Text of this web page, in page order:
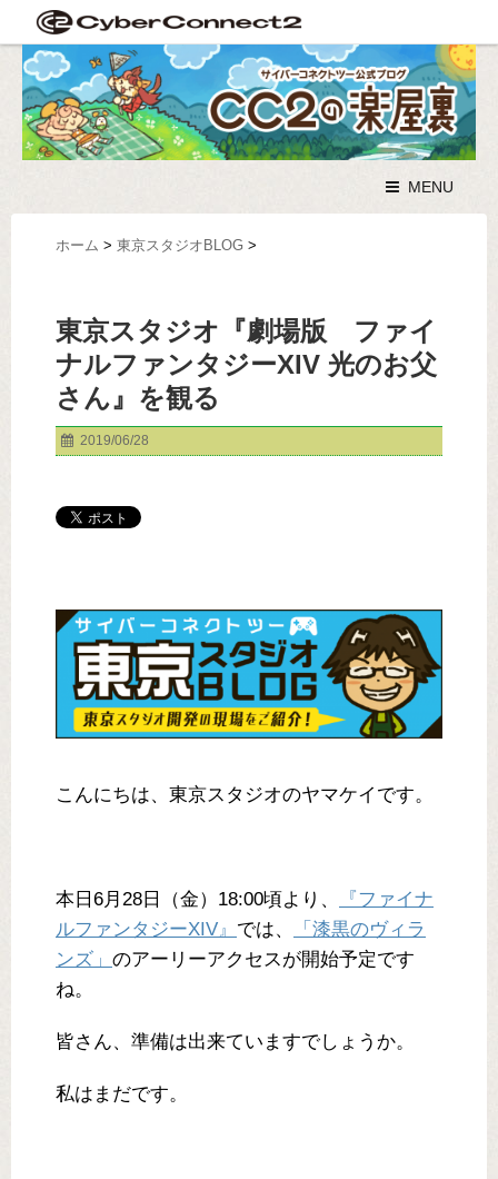
MENU
ホーム > 東京スタジオBLOG >
東京スタジオ『劇場版 ファイ
ナルファンタジーXIV 光のお父
さん』を観る
2019/06/28
こんにちは、東京スタジオのヤマケイです。
本日6月28日（金）18:00頃より、
『ファイナ
ルファンタジーXIV』 では、
「漆黒のヴィラ
ンズ」 のアーリーアクセスが開始予定です
ね。
皆さん、準備は出来ていますでしょうか。
私はまだです。